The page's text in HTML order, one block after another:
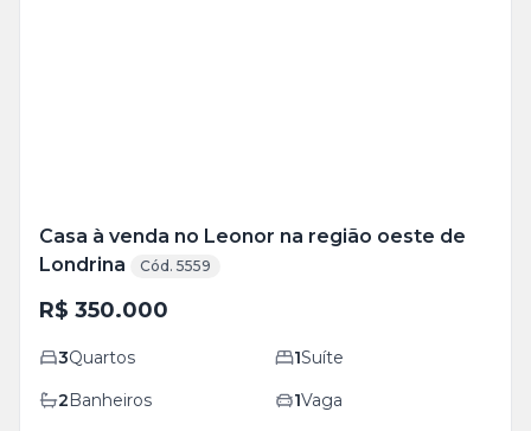
Casa à venda no Leonor na região oeste de
Londrina
Cód. 5559
R$ 350.000
3Quartos 1Suíte
2Banheiros 1Vaga